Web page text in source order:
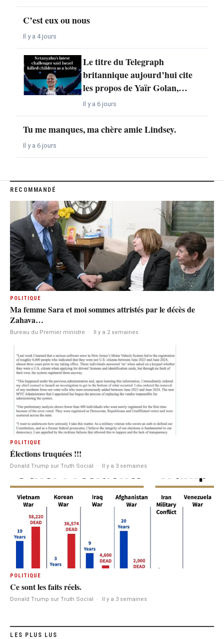
C’est eux ou nous
Il y a 4 jours
Le titre du Telegraph
britannique aujourd’hui cite
les propos de Yaïr Golan,…
Il y a 6 jours
Tu me manques, ma chère amie Lindsey.
Il y a 6 jours
RECOMMANDÉ
POLITIQUE
Ma femme Sara et moi sommes attristés par le décès de
Zahava…
Bureau du Premier ministre · Il y a 2 semaines
POLITIQUE
Élections truquées !!!
Donald Trump sur Truth Social · Il y a 3 semaines
POLITIQUE
Ce sont les faits réels.
Donald Trump sur Truth Social · Il y a 3 semaines
LES PLUS LUS